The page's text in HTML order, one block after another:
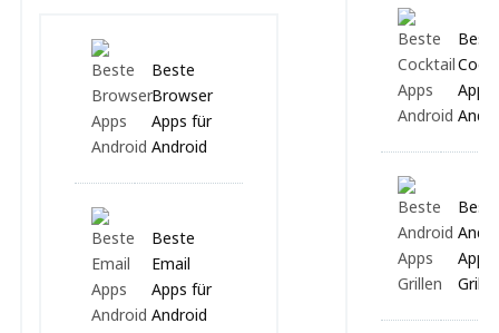
Beste
Browser
Apps für
Android
Beste
Email
Apps für
Android
Apps
Apps